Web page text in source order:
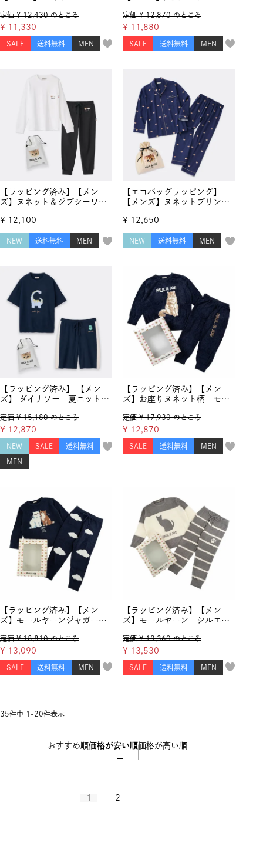
ハーフパンツ
定価 ¥ 12,430 のところ
¥ 11,330
SALE 送料無料 MEN
定価 ¥ 12,870 のところ
¥ 11,880
SALE 送料無料 MEN
【ラッピング済み】【メン
ズ】ヌネット＆ジプシーワッ
＆ ロングパンツ セットアッ
プ
¥ 12,100
NEW 送料無料 MEN
【エコバッグラッピング】
【メンズ】ヌネットプリン
トアップ
¥ 12,650
NEW 送料無料 MEN
【ラッピング済み】 【メン
ズ】 ダイナソー 夏ニット
ツ セットアップ
定価 ¥ 15,180 のところ
¥ 12,870
NEW SALE 送料無料
MEN
【ラッピング済み】【メン
ズ】お座りヌネット柄 モコ
ー＆モコモコジャガード ロ
ングパンツ
定価 ¥ 17,930 のところ
¥ 12,870
SALE 送料無料 MEN
【ラッピング済み】【メン
ズ】モールヤーンジャガード
ーバー＆モールヤーンジャガ
ード雲柄 ロングパンツ
定価 ¥ 18,810 のところ
¥ 13,090
SALE 送料無料 MEN
【ラッピング済み】【メン
ズ】モールヤーン シルエッ
ヤーン シルエット猫 ロン
グパンツ
定価 ¥ 19,360 のところ
¥ 13,530
SALE 送料無料 MEN
おすすめ順価格が安い順価格が高い順
35件中 1 -20件表示
1 2